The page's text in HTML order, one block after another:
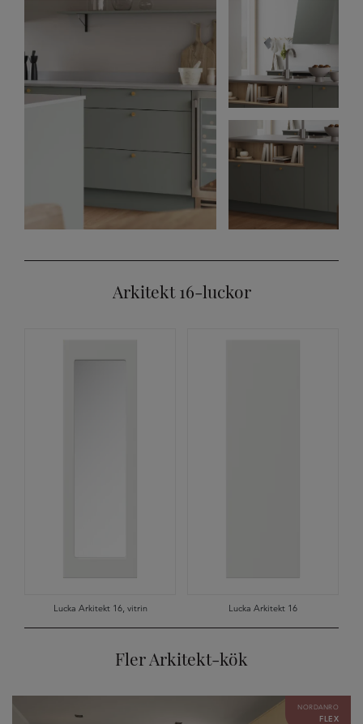
Arkitekt 16-luckor
Lucka Arkitekt 16, vitrin Lucka Arkitekt 16
Fler Arkitekt-kök
NORDANRO
FLEX